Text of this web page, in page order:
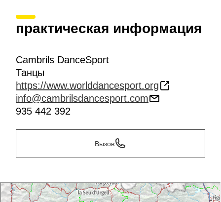
практическая информация
Cambrils DanceSport
Танцы
https://www.worlddancesport.org
info@cambrilsdancesport.com
935 442 392
Вызов